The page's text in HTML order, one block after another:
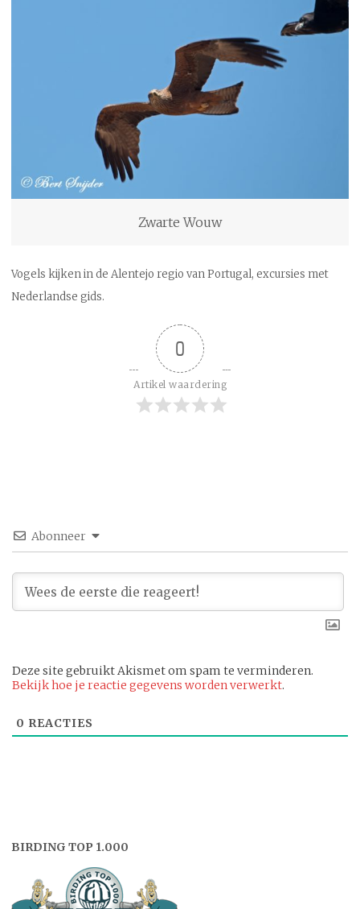
Zwarte Wouw
Vogels kijken in de Alentejo regio van Portugal, excursies met
Nederlandse gids.
0
Artikel waardering
Abonneer
Deze site gebruikt Akismet om spam te verminderen.
Bekijk hoe je reactie gegevens worden verwerkt.
0 REACTIES
BIRDING TOP 1.000